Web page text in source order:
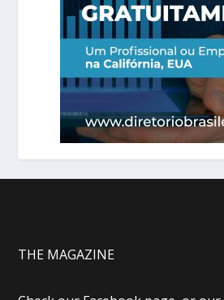
THE MAGAZINE